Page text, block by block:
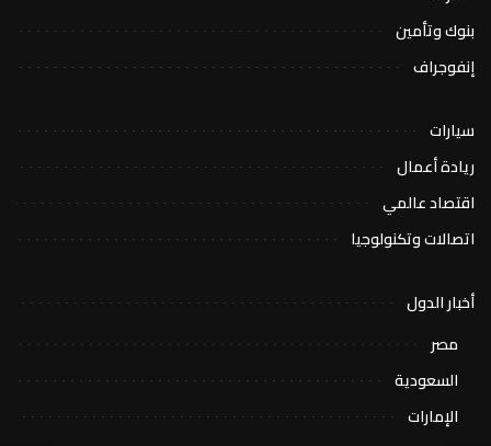
بنوك وتأمين
إنفوجراف
سيارات
ريادة أعمال
اقتصاد عالمي
اتصالات وتكنولوجيا
أخبار الدول
مصر
السعودية
الإمارات